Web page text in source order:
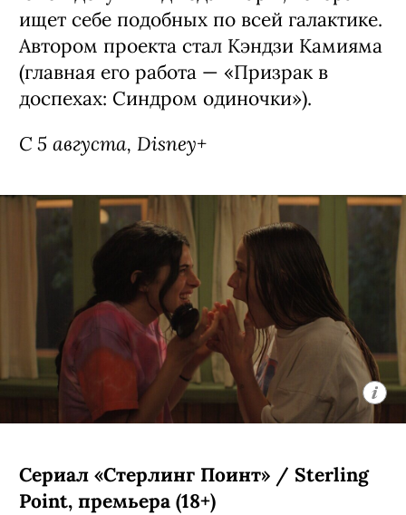
ищет себе подобных по всей галактике.
Автором проекта стал Кэндзи Камияма
(главная его работа — «Призрак в
доспехах: Синдром одиночки»).
С 5 августа, Disney+
Сериал «Стерлинг Поинт» / Sterling
Point, премьера (18+)